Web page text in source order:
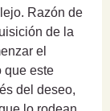
Razón de
de la
el
que este
del deseo,